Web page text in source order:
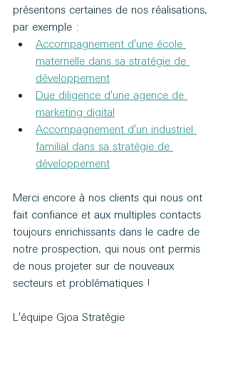
présentons certaines de nos réalisations,
par exemple :
Accompagnement d'une école
maternelle dans sa stratégie de
développement
Due diligence d'une agence de
marketing digital
Accompagnement d'un industriel
familial dans sa stratégie de
développement
Merci encore à nos clients qui nous ont
fait confiance et aux multiples contacts
toujours enrichissants dans le cadre de
notre prospection, qui nous ont permis
de nous projeter sur de nouveaux
secteurs et problématiques !
L'équipe Gjoa Stratégie